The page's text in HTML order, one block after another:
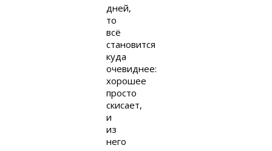
дней,
то
всё
становится
куда
очевиднее:
хорошее
просто
скисает,
и
из
него